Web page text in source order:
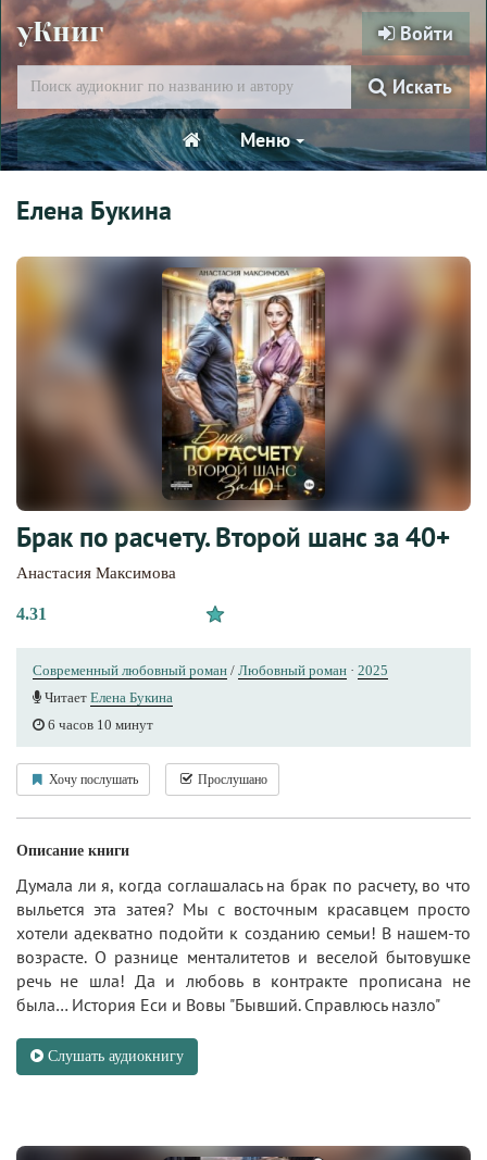
уКниг Войти
Искать
Меню
Елена Букина
Брак по расчету. Второй шанс за 40+
Анастасия Максимова
4.31
Современный любовный роман / Любовный роман · 2025
Читает Елена Букина
6 часов 10 минут
Хочу послушать Прослушано
Описание книги
Думала ли я, когда соглашалась на брак по расчету, во что
выльется эта затея? Мы с восточным красавцем просто
хотели адекватно подойти к созданию семьи! В нашем-то
возрасте. О разнице менталитетов и веселой бытовушке
речь не шла! Да и любовь в контракте прописана не
была… История Еси и Вовы "Бывший. Справлюсь назло"
Слушать аудиокнигу